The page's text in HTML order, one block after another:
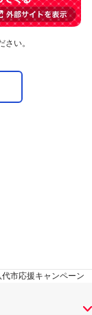
さい。
市応援キャンペーン